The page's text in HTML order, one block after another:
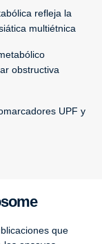
refleja la
multiétnica
obstructiva
UPF y
que